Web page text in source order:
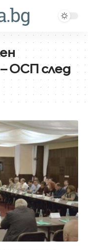
ОСП след